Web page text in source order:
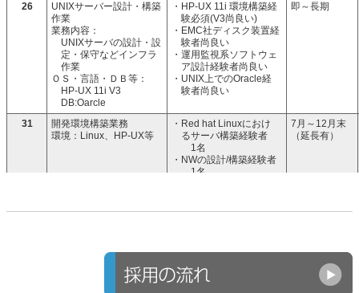
26
UNIXサーバー設計・構築
作業
業務内容：
UNIXサーバの設計・設
定・保守などインフラ
作業
ＯＳ・言語・ＤＢ等：
HP-UX 11i V3
DB:Oarcle
・HP-UX 11i 環境構築経
験必須(V3尚良い)
・EMC社ディスク装置経
験者尚良い
・運用監視系ソフトウェ
ア設計経験者尚良い
・UNIX上でのOracle経
験者尚良い
即～長期
31
開発環境構築業務
環境：Linux、HP-UX等
・Red hat Linuxにおけ
るサーバ構築経験者
1名
・NWの設計/構築経験者
1名
7月～12月末
（延長有）
向けICT基盤刷新プロ
ジェクトにおける、運
用フェーズの立て直し
・課題抽出、原因分析、
改善計画立案、進捗管
理の実務経験